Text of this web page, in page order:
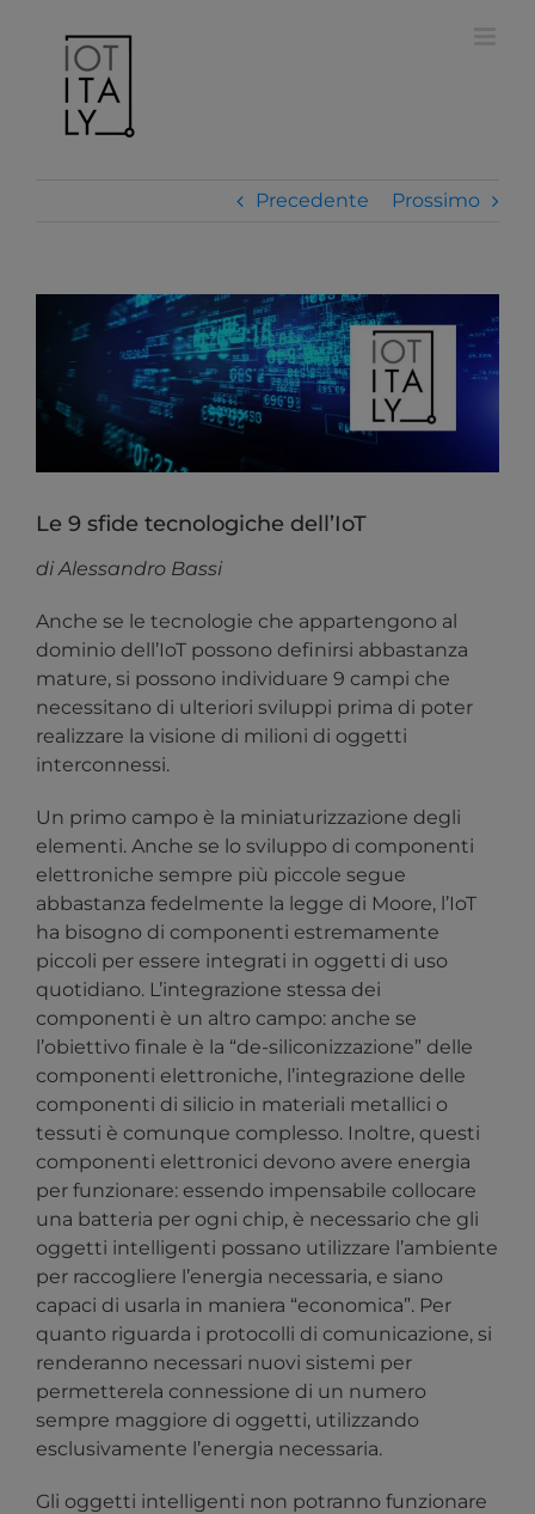
contenuto
Precedente Prossimo
Ingrandisci
immagine
Le 9 sfide tecnologiche dell’IoT
di Alessandro Bassi
Anche se le tecnologie che appartengono al
dominio dell’IoT possono definirsi abbastanza
mature, si possono individuare 9 campi che
necessitano di ulteriori sviluppi prima di poter
realizzare la visione di milioni di oggetti
interconnessi.
Un primo campo è la miniaturizzazione degli
elementi. Anche se lo sviluppo di componenti
elettroniche sempre più piccole segue
abbastanza fedelmente la legge di Moore, l’IoT
ha bisogno di componenti estremamente
piccoli per essere integrati in oggetti di uso
quotidiano. L’integrazione stessa dei
componenti è un altro campo: anche se
l’obiettivo finale è la “de-siliconizzazione” delle
componenti elettroniche, l’integrazione delle
componenti di silicio in materiali metallici o
tessuti è comunque complesso. Inoltre, questi
componenti elettronici devono avere energia
per funzionare: essendo impensabile collocare
una batteria per ogni chip, è necessario che gli
oggetti intelligenti possano utilizzare l’ambiente
per raccogliere l’energia necessaria, e siano
capaci di usarla in maniera “economica”. Per
quanto riguarda i protocolli di comunicazione, si
renderanno necessari nuovi sistemi per
permetterela connessione di un numero
sempre maggiore di oggetti, utilizzando
esclusivamente l’energia necessaria.
Gli oggetti intelligenti non potranno funzionare